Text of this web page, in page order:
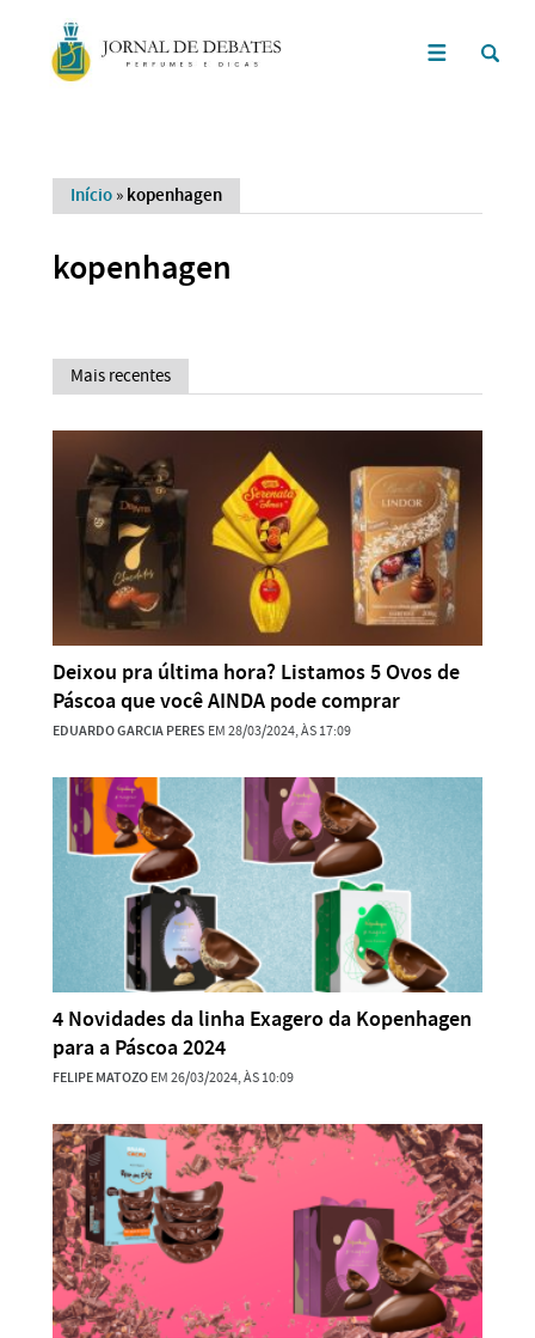
Início » kopenhagen
kopenhagen
Mais recentes
Deixou pra última hora? Listamos 5 Ovos de
Páscoa que você AINDA pode comprar
EDUARDO GARCIA PERES EM 28/03/2024, ÀS 17:09
4 Novidades da linha Exagero da Kopenhagen
para a Páscoa 2024
FELIPE MATOZOEM 26/03/2024, ÀS 10:09